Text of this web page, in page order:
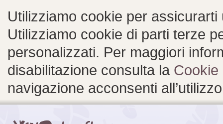
Utilizziamo cookie per
Utilizziamo cookie di parti terze
personalizzati. Per maggiori
disabilitazione consulta la Cookie
navigazione acconsenti